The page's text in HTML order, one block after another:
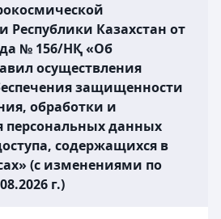
Казахстан от
№ 156/НҚ «Об
осуществления
защищенности
обработки и
персональных данных
содержащихся в
(с изменениями по
г.)